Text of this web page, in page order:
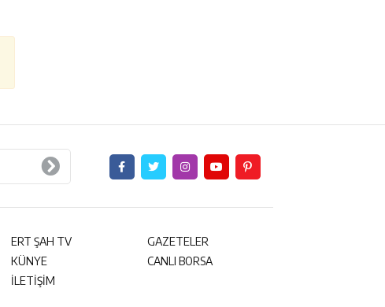
ERT ŞAH TV
GAZETELER
KÜNYE
CANLI BORSA
İLETİŞİM